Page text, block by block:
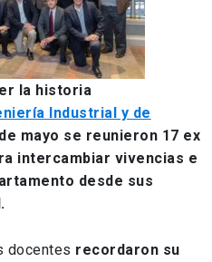
la historia
Industrial y de
mayo se reunieron 17 ex
intercambiar vivencias e
desde sus
docentes recordaron su